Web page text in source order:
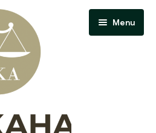
Menu